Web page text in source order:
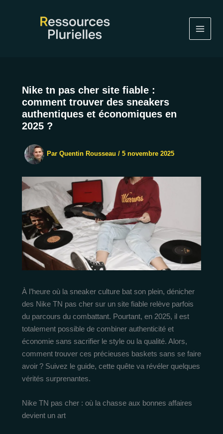
Nike tn pas cher site fiable :
comment trouver des sneakers
authentiques et économiques en
2025 ?
Par Quentin Rousseau / 5 novembre 2025
À l’heure où la sneaker culture bat son plein, dénicher
des Nike TN pas cher sur un site fiable relève parfois
du parcours du combattant. Pourtant, en 2025, il est
totalement possible de combiner authenticité et
économie sans sacrifier le style ou la qualité. Alors,
comment trouver ces précieuses baskets sans se faire
avoir ? Suivez le guide, cette quête va révéler quelques
vérités surprenantes.
Nike TN pas cher : où la chasse aux bonnes affaires
devient un art